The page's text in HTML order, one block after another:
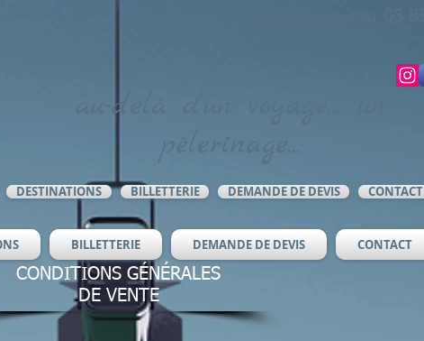
au-delà d'un voyage... un
pèlerinage...
DESTINATIONS BILLETTERIE DEMANDE DE DEVIS CONTACT
BILLETTERIE DEMANDE DE DEVIS CONTACT
CONDITIONS GÉNÉRALES
DE VENTE